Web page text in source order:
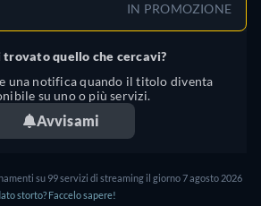
IN PROMOZIONE
trovato quello che cercavi?
una notifica quando il titolo diventa
su uno o più servizi.
Avvisami
su 99servizi di streaming il giorno7 agosto 2026
storto? Faccelo sapere!